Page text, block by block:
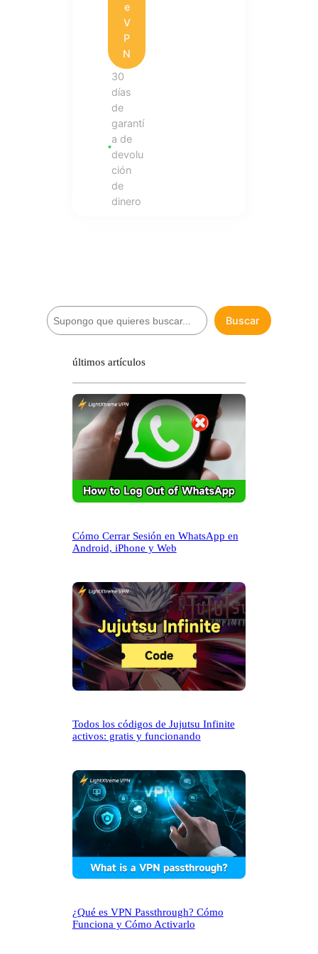
e
V
P
N
30
días
de
garantí
a de
devolu
ción
de
dinero
B
u
Buscar
últimos artículos
Cómo Cerrar Sesión en WhatsApp en
Android, iPhone y Web
Todos los códigos de Jujutsu Infinite
activos: gratis y funcionando
¿Qué es VPN Passthrough? Cómo
Funciona y Cómo Activarlo